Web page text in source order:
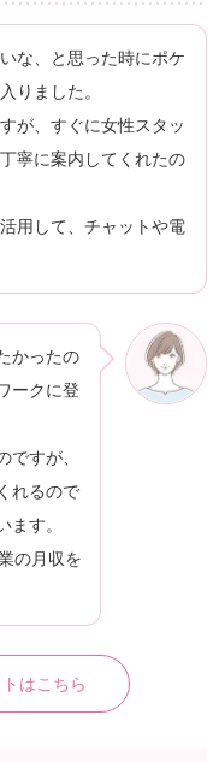
な、と思った時にポケ
りました。
が、すぐに女性スタッ
寧に案内してくれたの
用して、チャットや電
かったの
ークに登
ですが、
れるので
す。
の月収を
はこちら